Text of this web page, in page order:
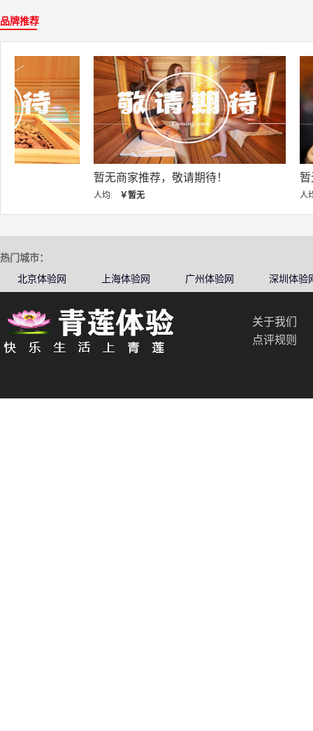
品牌推荐
暂无商家推荐，敬请期待！ 暂无商家推荐，
热门城市：
北京体验网
上海体验网 广州体验网 深圳体验
关于我们
点评规则